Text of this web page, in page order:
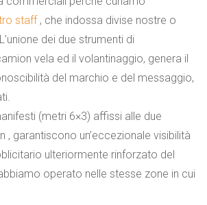
staff, che indossa divise nostre o
dei due strumenti di
vela ed il volantinaggio, genera il
del marchio e del messaggio,
(metri 6×3) affissi alle due
, garantiscono un’eccezionale visibilità
ulteriormente rinforzato del
operato nelle stesse zone in cui